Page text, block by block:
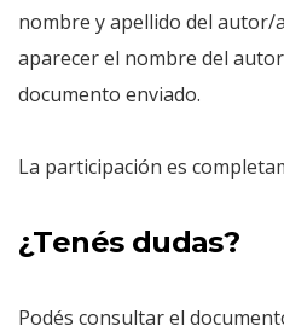
nombre y apellido del autor/
aparecer el nombre del
documento enviado.
La participación es
¿Tenés dudas?
Podés consultar el